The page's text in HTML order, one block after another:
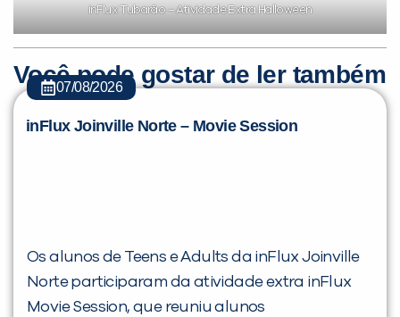
inFlux Tubarão – Atividade Extra Halloween
Você pode gostar de ler também
07/08/2026
inFlux Joinville Norte – Movie Session
Os alunos de Teens e Adults da inFlux Joinville
Norte participaram da atividade extra inFlux
Movie Session, que reuniu alunos